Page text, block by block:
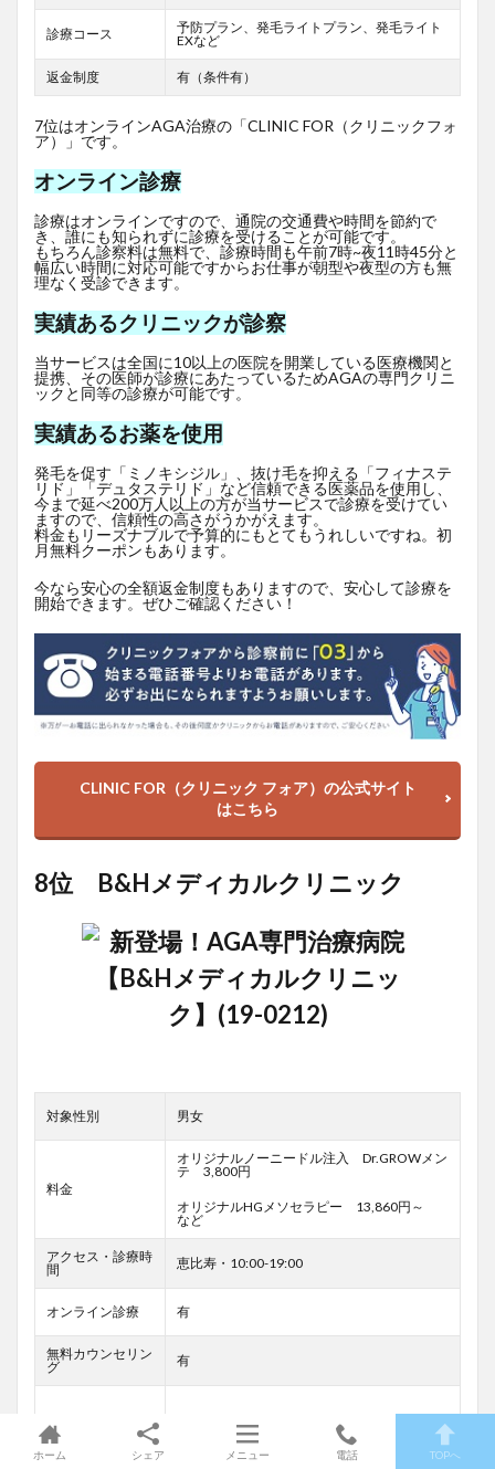
診療コース
予防プラン、発毛ライトプラン、発毛ライト
EXなど
返金制度 有（条件有）
7位はオンラインAGA治療の「CLINIC FOR（クリニックフォ
ア）」です。
オンライン診療
診療はオンラインですので、通院の交通費や時間を節約で
き、誰にも知られずに診療を受けることが可能です。
もちろん診察料は無料で、診療時間も午前7時~夜11時45分と
幅広い時間に対応可能ですからお仕事が朝型や夜型の方も無
理なく受診できます。
実績あるクリニックが診察
当サービスは全国に10以上の医院を開業している医療機関と
提携、その医師が診療にあたっているためAGAの専門クリニ
ックと同等の診療が可能です。
実績あるお薬を使用
発毛を促す「ミノキシジル」、抜け毛を抑える「フィナステ
リド」「デュタステリド」など信頼できる医薬品を使用し、
今まで延べ200万人以上の方が当サービスで診療を受けてい
ますので、信頼性の高さがうかがえます。
料金もリーズナブルで予算的にもとてもうれしいですね。初
月無料クーポンもあります。
今なら安心の全額返金制度もありますので、安心して診療を
開始できます。ぜひご確認ください！
CLINIC FOR（クリニック フォア）の公式サイト
はこちら
8位 B&Hメディカルクリニック
対象性別 男女
料金
オリジナルノーニードル注入 Dr.GROWメン
テ 3,800円
オリジナルHGメソセラピー 13,860円～
など
アクセス・診療時
間
恵比寿・10:00-19:00
オンライン診療 有
無料カウンセリン
グ
有
薄毛・抜け毛予防、治療など
ホーム シェア メニュー 電話 TOPへ